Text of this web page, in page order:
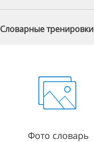
Словарные тренировки
Фото словарь